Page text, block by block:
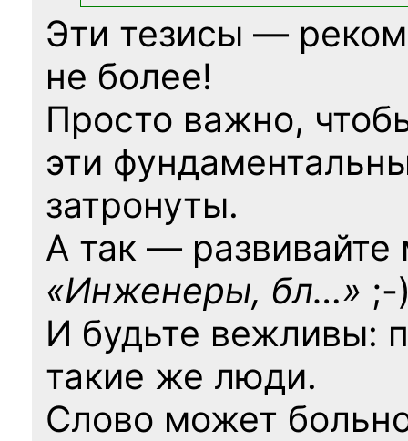
Эти тезисы —
не более!
Просто важно,
эти
затронуты.
А так — развивайте
«Инженеры, бл…» ;-
И будьте вежливы:
такие же люди.
Слово может